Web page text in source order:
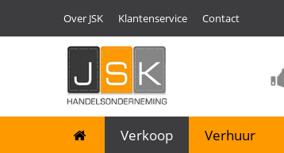
Over JSK Klantenservice Contact
Verkoop Verhuur